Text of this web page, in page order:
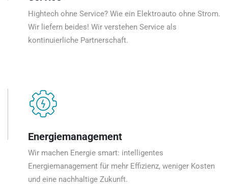
Hightech ohne Service? Wie ein Elektroauto ohne Strom.
Wir liefern beides! Wir verstehen Service als
kontinuierliche Partnerschaft.
Energiemanagement
Wir machen Energie smart: intelligentes
Energiemanagement für mehr Effizienz, weniger Kosten
und eine nachhaltige Zukunft.